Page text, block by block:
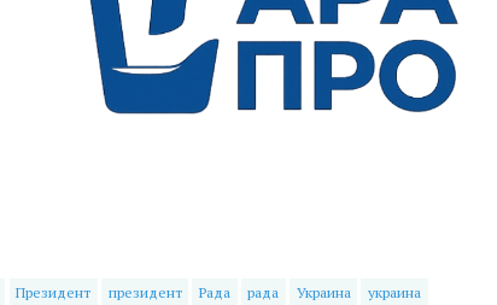
Президент президент Рада рада Украина украина